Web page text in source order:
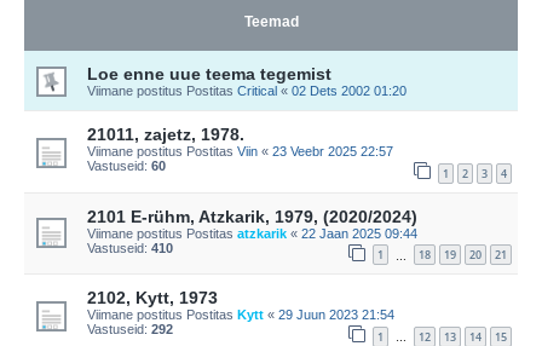
Teemad
Loe enne uue teema tegemist
Viimane postitus Postitas Critical « 02 Dets 2002 01:20
21011, zajetz, 1978.
Viimane postitus Postitas Viin « 23 Veebr 2025 22:57
Vastuseid: 60 1 2 3 4
2101 E-rühm, Atzkarik, 1979, (2020/2024)
Viimane postitus Postitas atzkarik « 22 Jaan 2025 09:44
Vastuseid: 410 1 18 19 20 21
2102, Kytt, 1973
Viimane postitus Postitas Kytt « 29 Juun 2023 21:54
Vastuseid: 292 1 … 12 13 14 15